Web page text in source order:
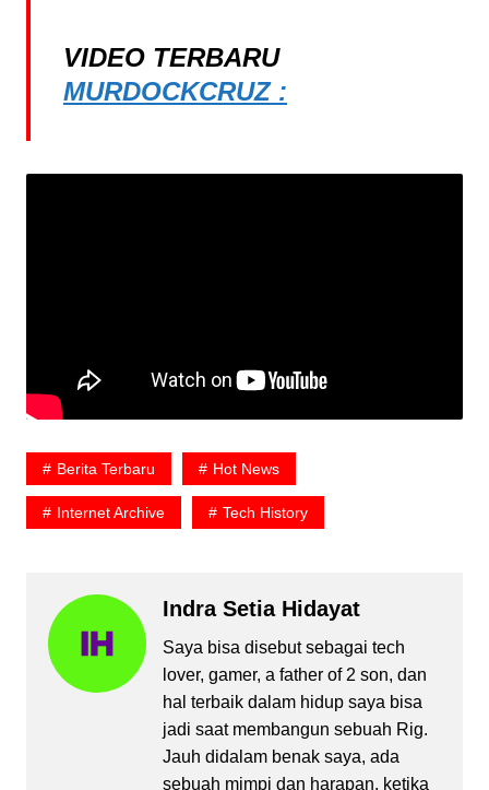
VIDEO TERBARU
MURDOCKCRUZ :
Berita Terbaru Hot News
Internet Archive Tech History
Indra Setia Hidayat
Saya bisa disebut sebagai tech
lover, gamer, a father of 2 son, dan
hal terbaik dalam hidup saya bisa
jadi saat membangun sebuah Rig.
Jauh didalam benak saya, ada
sebuah mimpi dan harapan, ketika